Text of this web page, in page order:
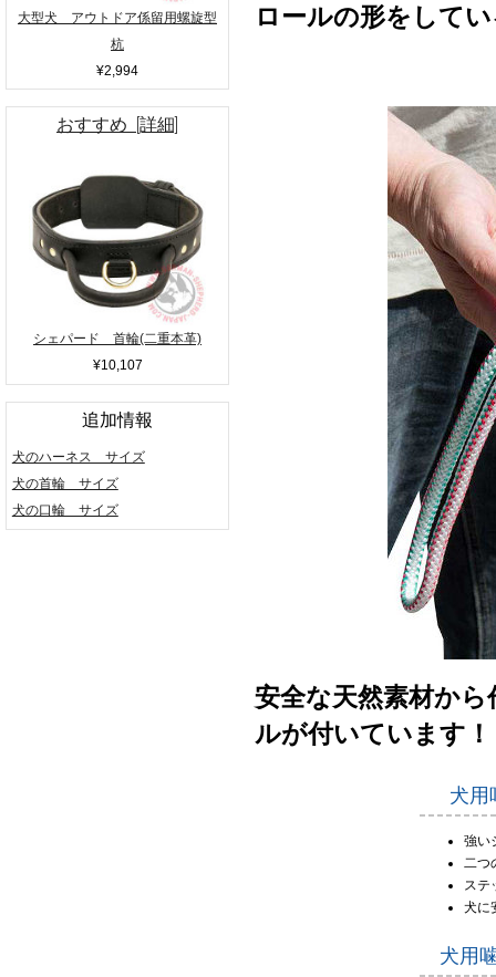
大型犬 アウトドア係留用螺旋型
杭
¥2,994
おすすめ [詳細]
シェパード 首輪(二重本革)
¥10,107
追加情報
犬のハーネス サイズ
犬の首輪 サイズ
犬の口輪 サイズ
ロールの形をして
安全な天然素材か
ルが付いています！
犬用
強い
二つ
ステ
犬に
犬用